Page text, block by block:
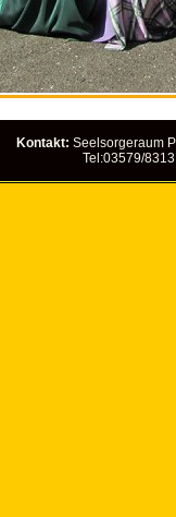
Kontakt: Seelsorgeraum
Tel:03579/